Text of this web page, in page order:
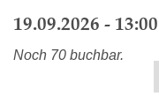
19.09.2026 -
Noch 70 buchbar.